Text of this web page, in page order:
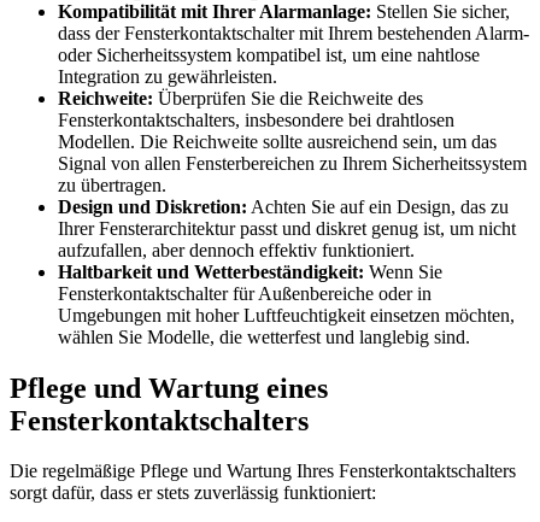
Kompatibilität mit Ihrer Alarmanlage: Stellen Sie sicher,
dass der Fensterkontaktschalter mit Ihrem bestehenden Alarm-
oder Sicherheitssystem kompatibel ist, um eine nahtlose
Integration zu gewährleisten.
Reichweite: Überprüfen Sie die Reichweite des
Fensterkontaktschalters, insbesondere bei drahtlosen
Modellen. Die Reichweite sollte ausreichend sein, um das
Signal von allen Fensterbereichen zu Ihrem Sicherheitssystem
zu übertragen.
Design und Diskretion: Achten Sie auf ein Design, das zu
Ihrer Fensterarchitektur passt und diskret genug ist, um nicht
aufzufallen, aber dennoch effektiv funktioniert.
Haltbarkeit und Wetterbeständigkeit: Wenn Sie
Fensterkontaktschalter für Außenbereiche oder in
Umgebungen mit hoher Luftfeuchtigkeit einsetzen möchten,
wählen Sie Modelle, die wetterfest und langlebig sind.
Pflege und Wartung eines
Fensterkontaktschalters
Die regelmäßige Pflege und Wartung Ihres Fensterkontaktschalters
sorgt dafür, dass er stets zuverlässig funktioniert: